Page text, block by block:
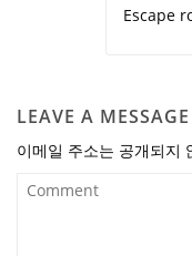
Escape
LEAVE A MESSAGE
이메일 주소는 공개되지